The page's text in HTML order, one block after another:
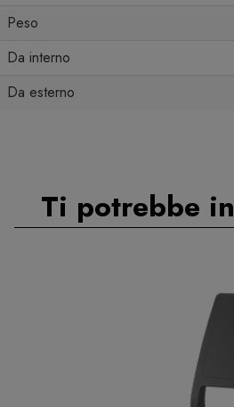
Peso
Da interno
Da esterno
Ti potrebbe